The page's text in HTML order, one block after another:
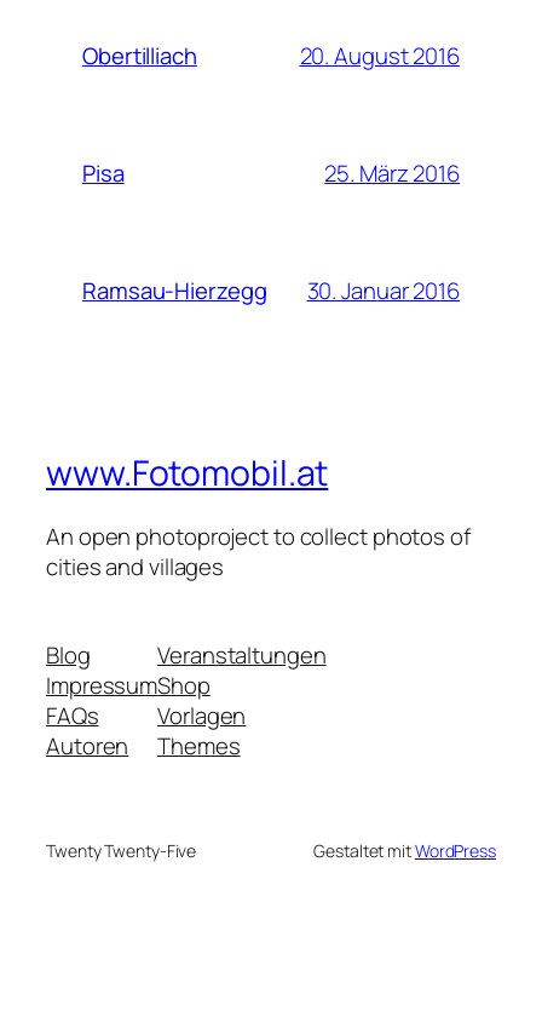
Obertilliach 20. August 2016
Pisa 25. März 2016
Ramsau-Hierzegg 30. Januar 2016
www.Fotomobil.at
An open photoproject to collect photos of
cities and villages
Blog
Impressum
FAQs
Autoren
Veranstaltungen
Shop
Vorlagen
Themes
Twenty Twenty-Five Gestaltet mitWordPress